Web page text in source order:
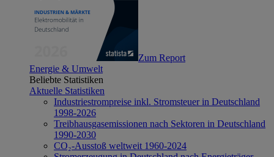
Zum Report
Energie & Umwelt
Beliebte Statistiken
Aktuelle Statistiken
Industriestrompreise inkl. Stromsteuer in Deutschland
1998-2026
Treibhausgasemissionen nach Sektoren in Deutschland
1990-2030
CO₂-Ausstoß weltweit 1960-2024